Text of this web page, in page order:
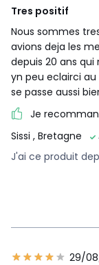
Tres positif
Nous sommes
avions deja les
depuis 20 ans
yn peu eclairci
se passe aussi
Je
Sissi , Bretagne
J'ai ce produit
29/